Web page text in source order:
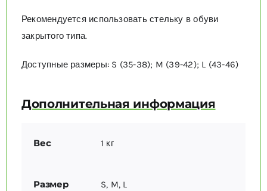
Рекомендуется использовать стельку в обуви
закрытого типа.
Доступные размеры: S (35-38); M (39-42); L (43-46)
Дополнительная информация
Вес 1 кг
Размер S, M, L